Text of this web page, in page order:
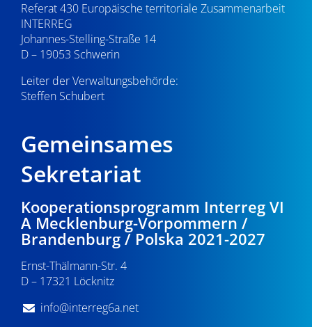
Referat 430 Europäische territoriale Zusammenarbeit
INTERREG
Johannes-Stelling-Straße 14
D – 19053 Schwerin
Leiter der Verwaltungsbehörde:
Steffen Schubert
Gemeinsames
Sekretariat
Kooperationsprogramm Interreg VI
A Mecklenburg-Vorpommern /
Brandenburg / Polska 2021-2027
Ernst-Thälmann-Str. 4
D – 17321 Löcknitz
info@interreg6a.net